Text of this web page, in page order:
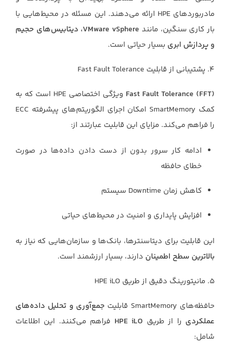
مادربوردهای HPE ارائه می‌دهند. این مسئله در محیط‌هایی با
بار کاری سنگین، مانند
VMware vSphere، دیتابیس‌های حجیم
و پردازش ابری بسیار حیاتی است.
۴. پشتیبانی از قابلیت Fast Fault Tolerance
Fast Fault Tolerance (FFT)
ویژگی اختصاصی HPE است که به
کمک SmartMemory امکان اجرای الگوریتم‌های پیشرفته ECC
را فراهم می‌کند. مزایای این قابلیت عبارتند از:
ادامه کار سرور بدون از دست دادن داده‌ها در صورت
خطای حافظه
کاهش زمان Downtime سیستم
افزایش پایداری و امنیت در محیط‌های حیاتی
این قابلیت برای دیتاسنترها، بانک‌ها و سازمان‌هایی که نیاز به
بالا‌ترین سطح اطمینان دارند، بسیار ارزشمند است.
۵. مانیتورینگ دقیق از طریق HPE iLO
حافظه‌های SmartMemory قابلیت
جمع‌آوری و تحلیل داده‌های
عملکردی را از طریق HPE iLO فراهم می‌کنند. این اطلاعات
شامل: